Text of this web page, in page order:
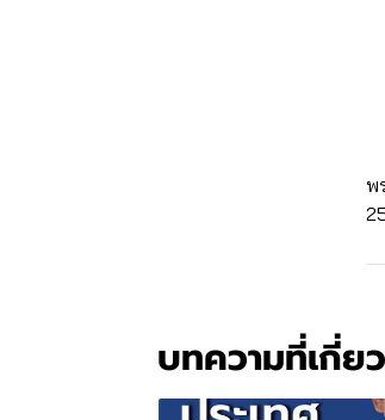
พ
บทความที่เกี่ย